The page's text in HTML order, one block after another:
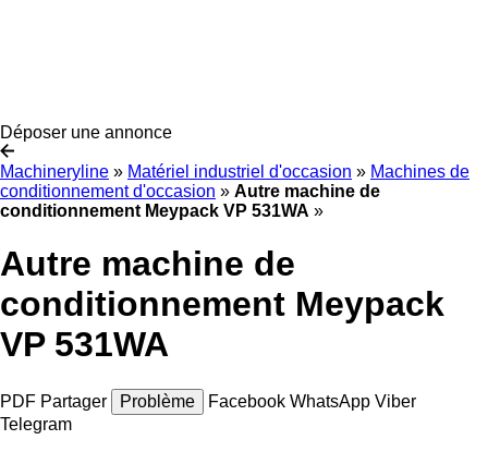
Déposer une annonce
Machineryline » Matériel industriel d'occasion » Machines de
conditionnement d'occasion » Autre machine de
conditionnement Meypack VP 531WA »
Autre machine de
conditionnement Meypack
VP 531WA
PDF Partager Problème Facebook WhatsApp Viber
Telegram